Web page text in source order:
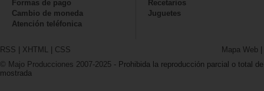
Formas de pago
Cambio de moneda
Atención teléfonica
Recetarios
Juguetes
RSS XHTML CSS Mapa Web
© Majo Producciones 2007-2025 - Prohibida la reproducción parcial o total
mostrada